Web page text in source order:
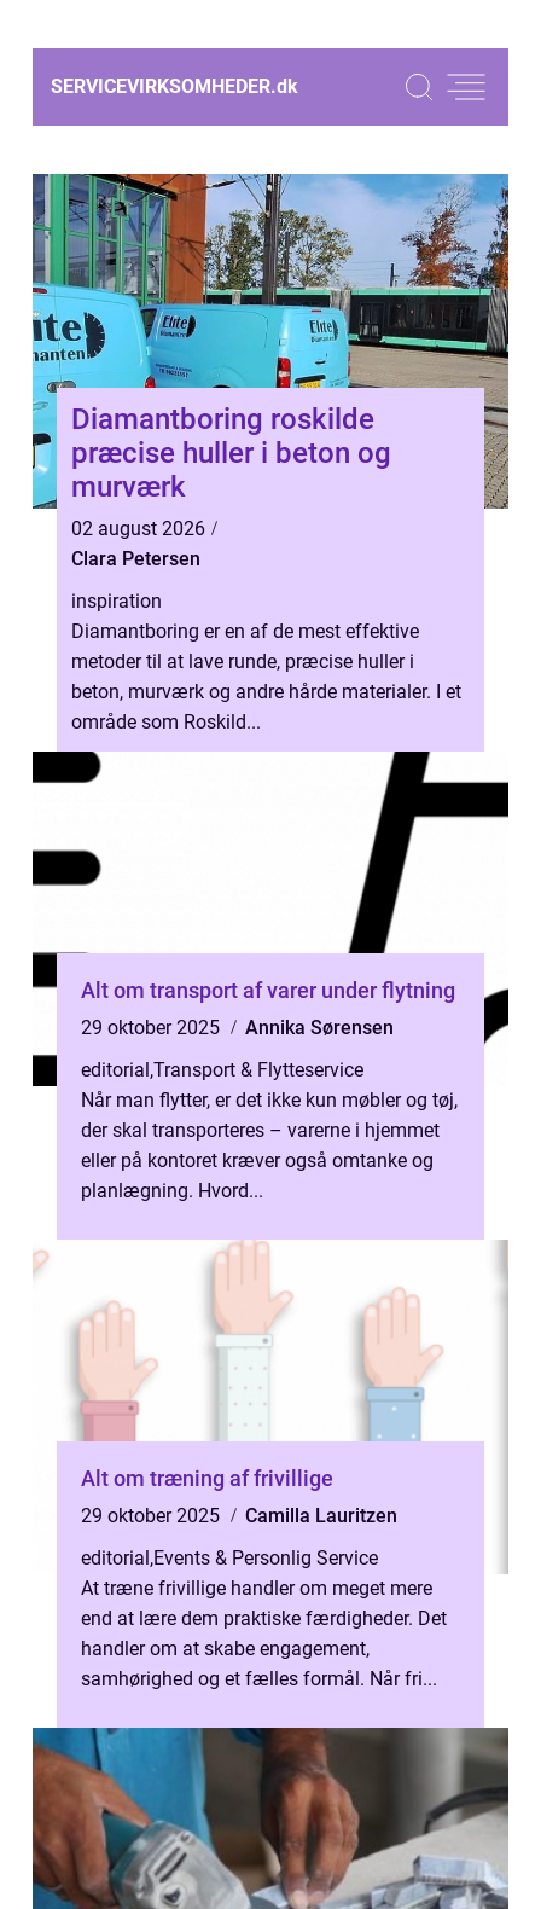
SERVICEVIRKSOMHEDER.dk
Diamantboring roskilde
præcise huller i beton og
murværk
02 august 2026
Clara Petersen
inspiration
Diamantboring er en af de mest effektive
metoder til at lave runde, præcise huller i
beton, murværk og andre hårde materialer. I et
område som Roskild...
Alt om transport af varer under flytning
29 oktober 2025
Annika Sørensen
editorial,Transport & Flytteservice
Når man flytter, er det ikke kun møbler og tøj,
der skal transporteres – varerne i hjemmet
eller på kontoret kræver også omtanke og
planlægning. Hvord...
Alt om træning af frivillige
29 oktober 2025
Camilla Lauritzen
editorial,Events & Personlig Service
At træne frivillige handler om meget mere
end at lære dem praktiske færdigheder. Det
handler om at skabe engagement,
samhørighed og et fælles formål. Når fri...